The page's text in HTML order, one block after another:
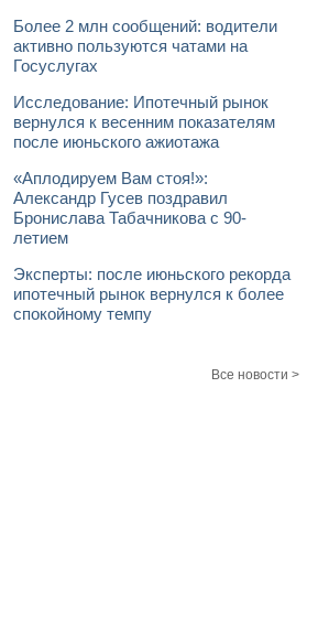
Более 2 млн сообщений: водители
активно пользуются чатами на
Госуслугах
Исследование: Ипотечный рынок
вернулся к весенним показателям
после июньского ажиотажа
«Аплодируем Вам стоя!»:
Александр Гусев поздравил
Бронислава Табачникова с 90-
летием
Эксперты: после июньского рекорда
ипотечный рынок вернулся к более
спокойному темпу
Все новости >